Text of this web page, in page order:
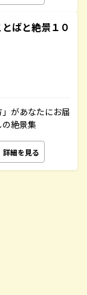
ばと絶景１０
があなたにお届
絶景集
詳細を見る